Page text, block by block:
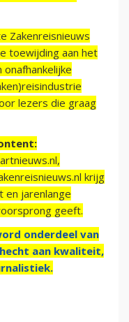
Zakenreisnieuws
toewijding aan het
lezers die graag
krijg
en jarenlange
geeft.
onderdeel van
aan kwaliteit,